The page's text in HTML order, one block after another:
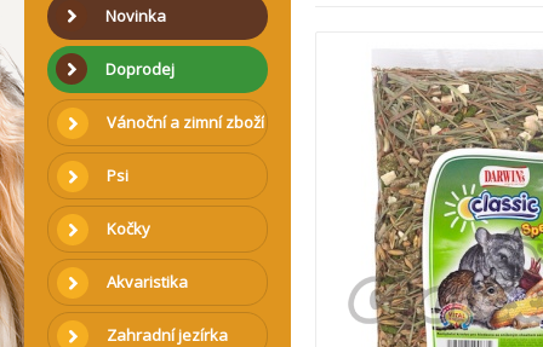
Novinka
Doprodej
Vánoční a zimní zboží
Psi
Kočky
Akvaristika
Zahradní jezírka